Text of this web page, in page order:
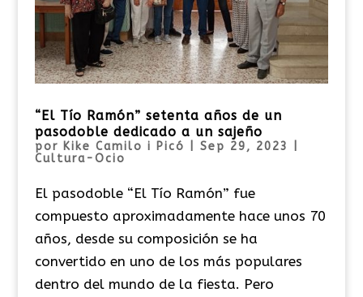
“El Tío Ramón” setenta años de un
pasodoble dedicado a un sajeño
por Kike Camilo i Picó Sep 29, 2023
Cultura-Ocio
El pasodoble “El Tío Ramón” fue
compuesto aproximadamente hace unos 70
años, desde su composición se ha
convertido en uno de los más populares
dentro del mundo de la fiesta. Pero